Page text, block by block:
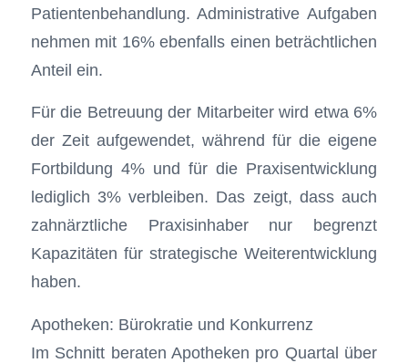
Patientenbehandlung. Administrative Aufgaben
nehmen mit 16% ebenfalls einen beträchtlichen
Anteil ein.
Für die Betreuung der Mitarbeiter wird etwa 6%
der Zeit aufgewendet, während für die eigene
Fortbildung 4% und für die Praxisentwicklung
lediglich 3% verbleiben. Das zeigt, dass auch
zahnärztliche Praxisinhaber nur begrenzt
Kapazitäten für strategische Weiterentwicklung
haben.
Apotheken: Bürokratie und Konkurrenz
Im Schnitt beraten Apotheken pro Quartal über